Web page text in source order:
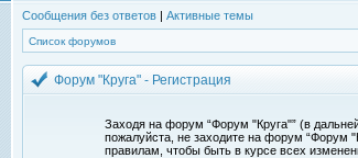
Сообщения без ответов | Активные темы
Список форумов
Форум "Круга" - Регистрация
Заходя на форум “Форум "Круга"” (в
пожалуйста, не заходите на форум “Форум
правилам, чтобы быть в курсе всех